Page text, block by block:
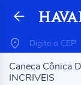
Caneca Cônica
INCRIVEIS